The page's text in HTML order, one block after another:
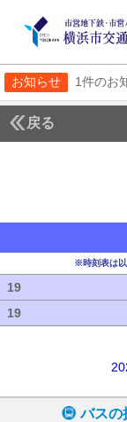
お知らせ 1件のお
戻る
※時刻表は以
19
19
バスの